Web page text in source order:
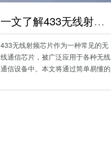
一文了解433无线射频芯片
433无线射频芯片作为一种常见的无
线通信芯片，被广泛应用于各种无线
通信设备中。本文将通过简单易懂的